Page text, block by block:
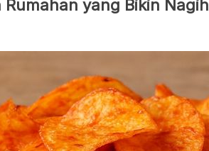
yang Bikin Nagih